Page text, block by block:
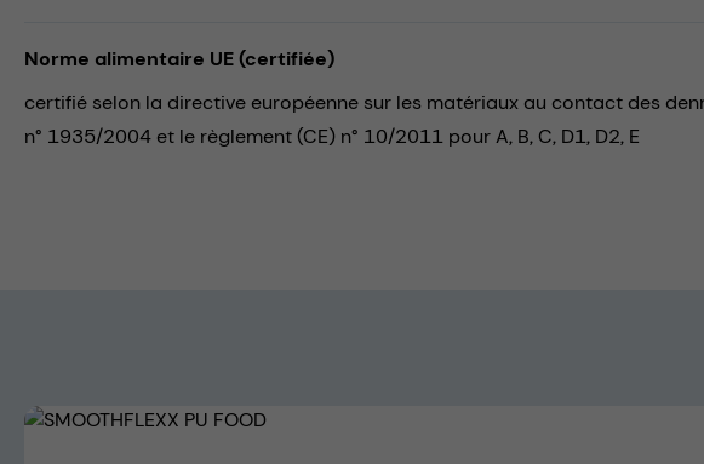
Norme alimentaire UE (certifiée)
certifié selon la directive européenne sur les matériaux au contact des
n° 1935/2004 et le règlement (CE) n° 10/2011 pour A, B, C, D1, D2, E
Skip image gallery